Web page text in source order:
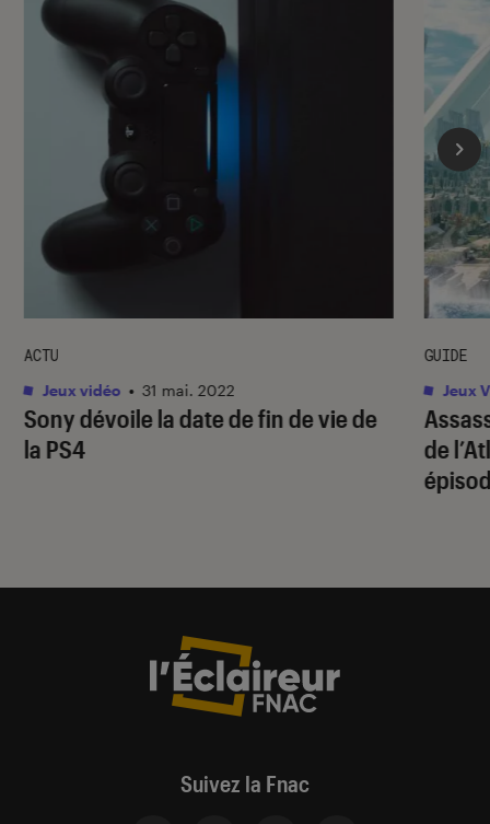
Sony dévoile la date de fin de vie de
la PS4
ACTU
Jeux vidéo • 31 mai. 2022
de
GUIDE
Jeux
Suivez la Fnac